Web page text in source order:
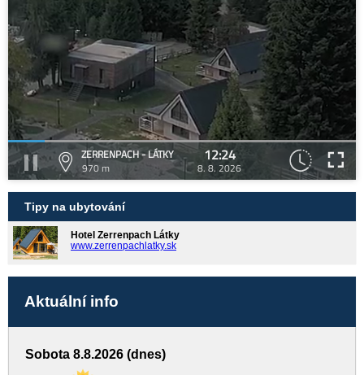
ZERRENPACH - LÁTKY
970 m
12:24
8. 8. 2026
Tipy na ubytování
Hotel Zerrenpach Látky
www.zerrenpachlatky.sk
Aktuální info
Sobota 8.8.2026 (dnes)